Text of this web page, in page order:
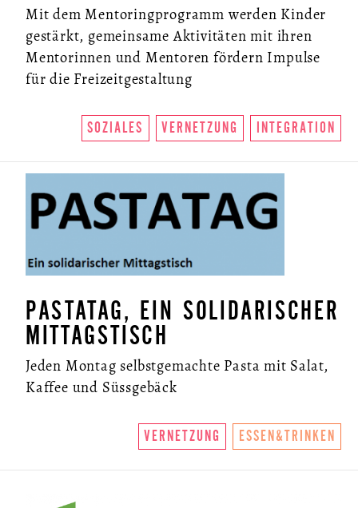
Mit dem Mentoringprogramm werden Kinder
gestärkt, gemeinsame Aktivitäten mit ihren
Mentorinnen und Mentoren fördern Impulse
für die Freizeitgestaltung
SOZIALES VERNETZUNG INTEGRATION
PASTATAG, EIN SOLIDARISCHER
MITTAGSTISCH
Jeden Montag selbstgemachte Pasta mit Salat,
Kaffee und Süssgebäck
VERNETZUNG ESSEN&TRINKEN